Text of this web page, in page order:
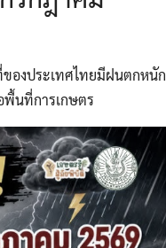
องประเทศไทยมีฝนตกหนัก
พื้นที่การเกษตร